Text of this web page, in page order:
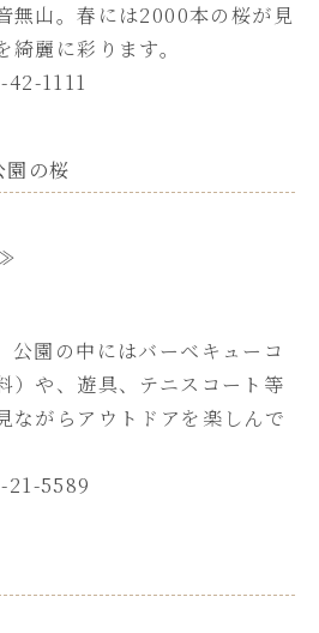
無山。春には2000本の桜が見
麗に彩ります。
42-1111
園の桜
公園の中にはバーベキューコ
）や、遊具、テニスコート等
ながらアウトドアを楽しんで
21-5589